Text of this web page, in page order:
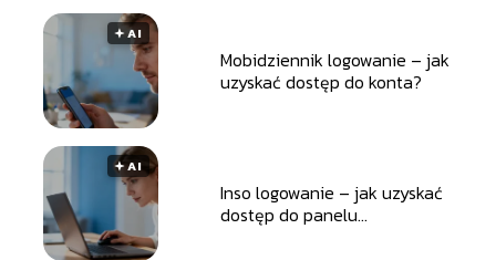
🟅 AI
Mobidziennik logowanie – jak
uzyskać dostęp do konta?
🟅 AI
Inso logowanie – jak uzyskać
dostęp do panelu